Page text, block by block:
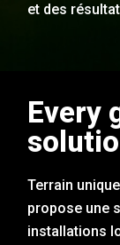
et des
Every
Terrain
propose une
installations